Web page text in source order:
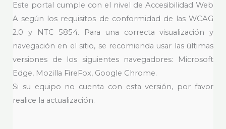
Este portal cumple con el nivel de Accesibilidad Web
A según los requisitos de conformidad de las WCAG
2.0 y NTC 5854. Para una correcta visualización y
navegación en el sitio, se recomienda usar las últimas
versiones de los siguientes navegadores: Microsoft
Edge, Mozilla FireFox, Google Chrome.
Si su equipo no cuenta con esta versión, por favor
realice la actualización.